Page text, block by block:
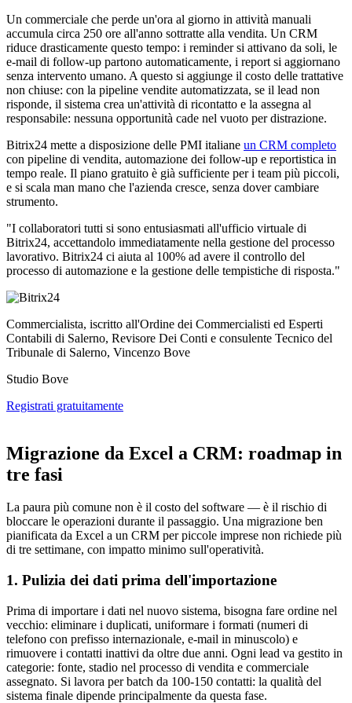
Un commerciale che perde un'ora al giorno in attività manuali
accumula circa 250 ore all'anno sottratte alla vendita. Un CRM
riduce drasticamente questo tempo: i reminder si attivano da soli, le
e-mail di follow-up partono automaticamente, i report si aggiornano
senza intervento umano. A questo si aggiunge il costo delle trattative
non chiuse: con la pipeline vendite automatizzata, se il lead non
risponde, il sistema crea un'attività di ricontatto e la assegna al
responsabile: nessuna opportunità cade nel vuoto per distrazione.
Bitrix24 mette a disposizione delle PMI italiane un CRM completo
con pipeline di vendita, automazione dei follow-up e reportistica in
tempo reale. Il piano gratuito è già sufficiente per i team più piccoli,
e si scala man mano che l'azienda cresce, senza dover cambiare
strumento.
"I collaboratori tutti si sono entusiasmati all'ufficio virtuale di
Bitrix24, accettandolo immediatamente nella gestione del processo
lavorativo. Bitrix24 ci aiuta al 100% ad avere il controllo del
processo di automazione e la gestione delle tempistiche di risposta."
Commercialista, iscritto all'Ordine dei Commercialisti ed Esperti
Contabili di Salerno, Revisore Dei Conti e consulente Tecnico del
Tribunale di Salerno, Vincenzo Bove
Studio Bove
Registrati gratuitamente
Migrazione da Excel a CRM: roadmap in
tre fasi
La paura più comune non è il costo del software — è il rischio di
bloccare le operazioni durante il passaggio. Una migrazione ben
pianificata da Excel a un CRM per piccole imprese non richiede più
di tre settimane, con impatto minimo sull'operatività.
1. Pulizia dei dati prima dell'importazione
Prima di importare i dati nel nuovo sistema, bisogna fare ordine nel
vecchio: eliminare i duplicati, uniformare i formati (numeri di
telefono con prefisso internazionale, e-mail in minuscolo) e
rimuovere i contatti inattivi da oltre due anni. Ogni lead va gestito in
categorie: fonte, stadio nel processo di vendita e commerciale
assegnato. Si lavora per batch da 100-150 contatti: la qualità del
sistema finale dipende principalmente da questa fase.